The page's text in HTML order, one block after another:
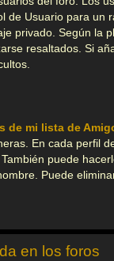
de Usuario para un
privado. Según la
resaltados. Si
de mi lista de
En cada perfil
puede
Puede
en los foros